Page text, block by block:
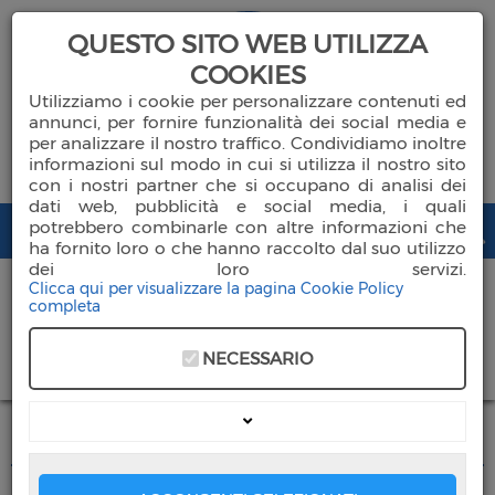
Chi Siamo
Ambulatori
Servizi Socio Sanitari
DONA ORA
QUESTO SITO WEB UTILIZZA
COOKIES
Utilizziamo i cookie per personalizzare contenuti ed
annunci, per fornire funzionalità dei social media e
per analizzare il nostro traffico. Condividiamo inoltre
informazioni sul modo in cui si utilizza il nostro sito
con i nostri partner che si occupano di analisi dei
dati web, pubblicità e social media, i quali
potrebbero combinarle con altre informazioni che
ha fornito loro o che hanno raccolto dal suo utilizzo
dei loro servizi.
Clicca qui per visualizzare la pagina Cookie Policy
completa
NECESSARIO